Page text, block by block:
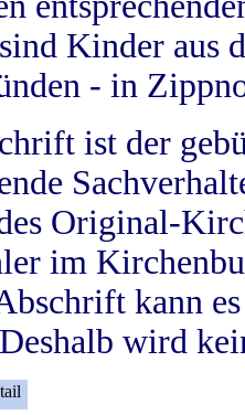
Kinder aus
- in
ist der
Original-
im
kann
wird